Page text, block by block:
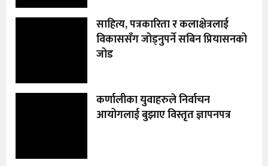
साहित्य, पत्रकारिता र कलाक्षेत्रलाई
विकाससँग जोड्नुपर्ने सबिन प्रियासनको
जोड
कर्णालीका युवाहरुले निर्वाचन
आयोगलाई बुझाए विस्तृत ज्ञापनपत्र